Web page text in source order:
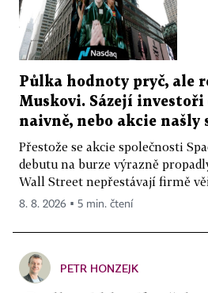
Půlka hodnoty pryč, ale
Muskovi. Sázejí investoři
naivně, nebo akcie našly
Přestože se akcie společnosti
debutu na burze výrazně
Wall Street nepřestávají firmě
8. 8. 2026 ▪ 5 min. čtení
PETR HONZEJK